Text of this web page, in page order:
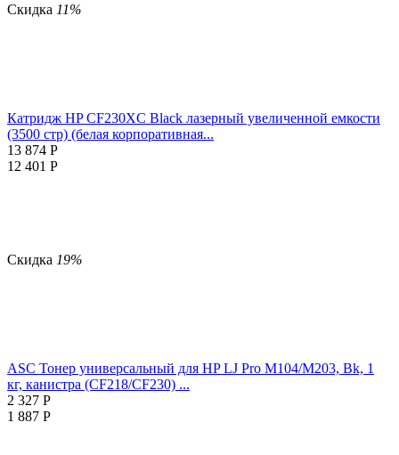
Скидка 11%
Катридж HP CF230XC Black лазерный увеличенной емкости
(3500 стр) (белая корпоративная...
13 874 Р
12 401 Р
Скидка 19%
ASC Тонер универсальный для HP LJ Pro M104/М203, Bk, 1
кг, канистра (CF218/CF230) ...
2 327 Р
1 887 Р